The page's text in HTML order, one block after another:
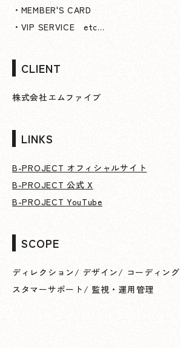
・MEMBER'S CARD
・VIP SERVICE etc…
CLIENT
株式会社エムファイブ
LINKS
B-PROJECT オフィシャルサイト
B-PROJECT 公式 X
B-PROJECT YouTube
SCOPE
ディレクション/ デザイン/ コーディング
スタマーサポート / 監視・運用管理